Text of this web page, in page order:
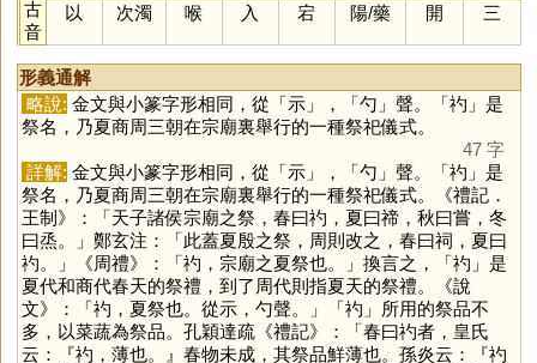
古
音
以
次濁 喉 入 宕 陽/藥 開 三
形義通解
略說: 金文與小篆字形相同，從「示」，「勺 」聲。「礿 」是
祭名，乃夏商周三朝在宗廟裏舉行的一種祭祀儀式。
47 字
詳解: 金文與小篆字形相同，從「示」，「勺 」聲。「礿 」是
祭名，乃夏商周三朝在宗廟裏舉行的一種祭祀儀式。《禮記．
王制》：「天子諸侯宗廟之祭，春曰礿，夏曰禘，秋曰嘗，冬
曰烝。」鄭玄注：「此蓋夏殷之祭，周則改之，春曰祠，夏曰
礿。」《周禮》：「礿，宗廟之夏祭也。」換言之，「礿 」是
夏代和商代春天的祭禮，到了周代則指夏天的祭禮。《說
文》：「礿，夏祭也。從示，勺聲。」「礿 」所用的祭品不
多，以菜蔬為祭品。孔穎達疏《禮記》：「春曰礿者，皇氏
云：『礿，薄也。』春物未成，其祭品鮮薄也。孫炎云：『礿